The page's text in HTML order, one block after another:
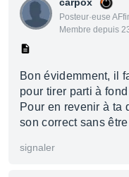
Posteur·euse
Membre depuis
Bon évidemment, il
pour tirer parti à
Pour en revenir à ta
son correct sans
signaler